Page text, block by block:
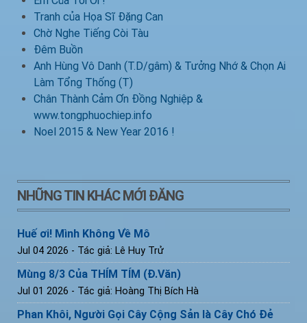
Tranh của Họa Sĩ Đặng Can
Chờ Nghe Tiếng Còi Tàu
Đêm Buồn
Anh Hùng Vô Danh (T.D/gâm) & Tưởng Nhớ & Chọn Ai
Làm Tổng Thống (T)
Chân Thành Cảm Ơn Đồng Nghiệp &
www.tongphuochiep.info
Noel 2015 & New Year 2016 !
NHỮNG TIN KHÁC MỚI ĐĂNG
Huế ơi! Mình Không Về Mô
Jul 04 2026 - Tác giả: Lê Huy Trử
Mùng 8/3 Của THÍM TÍM (Đ.Văn)
Jul 01 2026 - Tác giả: Hoàng Thị Bích Hà
Phan Khôi, Người Gọi Cây Cộng Sản là Cây Chó Đẻ